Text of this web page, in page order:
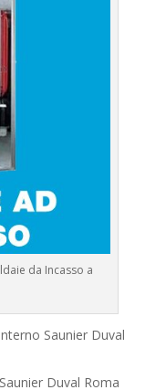
da Incasso a
Saunier Duval
Duval Roma